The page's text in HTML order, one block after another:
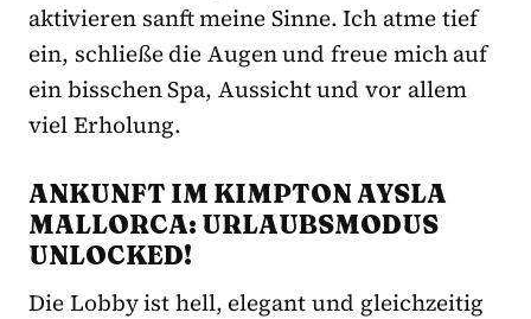
aktivieren sanft meine Sinne. Ich atme tief
ein, schließe die Augen und freue mich auf
ein bisschen Spa, Aussicht und vor allem
viel Erholung.
ANKUNFT IM KIMPTON AYSLA
MALLORCA: URLAUBSMODUS
UNLOCKED!
Die Lobby ist hell, elegant und gleichzeitig